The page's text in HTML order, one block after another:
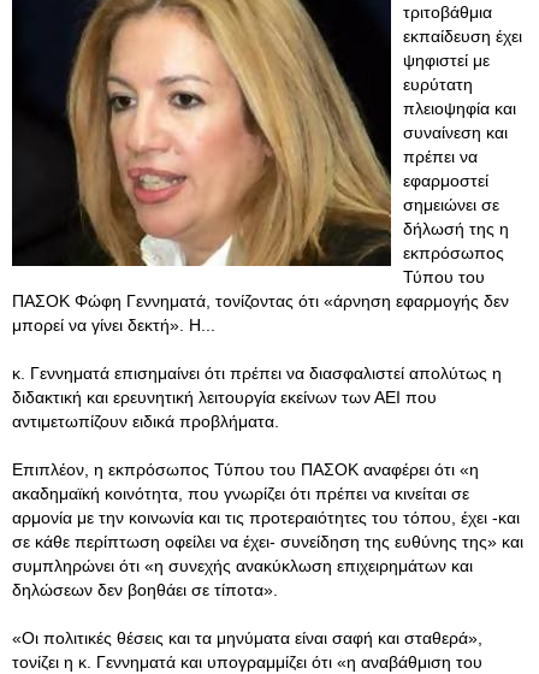
τριτοβάθμια
εκπαίδευση έχει
ψηφιστεί με
ευρύτατη
πλειοψηφία και
συναίνεση και
πρέπει να
εφαρμοστεί
σημειώνει σε
δήλωσή της η
εκπρόσωπος
Τύπου του
ΠΑΣΟΚ Φώφη Γεννηματά, τονίζοντας ότι «άρνηση εφαρμογής δεν
μπορεί να γίνει δεκτή». Η...
κ. Γεννηματά επισημαίνει ότι πρέπει να διασφαλιστεί απολύτως η
διδακτική και ερευνητική λειτουργία εκείνων των ΑΕΙ που
αντιμετωπίζουν ειδικά προβλήματα.
Επιπλέον, η εκπρόσωπος Τύπου του ΠΑΣΟΚ αναφέρει ότι «η
ακαδημαϊκή κοινότητα, που γνωρίζει ότι πρέπει να κινείται σε
αρμονία με την κοινωνία και τις προτεραιότητες του τόπου, έχει -και
σε κάθε περίπτωση οφείλει να έχει- συνείδηση της ευθύνης της» και
συμπληρώνει ότι «η συνεχής ανακύκλωση επιχειρημάτων και
δηλώσεων δεν βοηθάει σε τίποτα».
«Οι πολιτικές θέσεις και τα μηνύματα είναι σαφή και σταθερά»,
τονίζει η κ. Γεννηματά και υπογραμμίζει ότι «η αναβάθμιση του